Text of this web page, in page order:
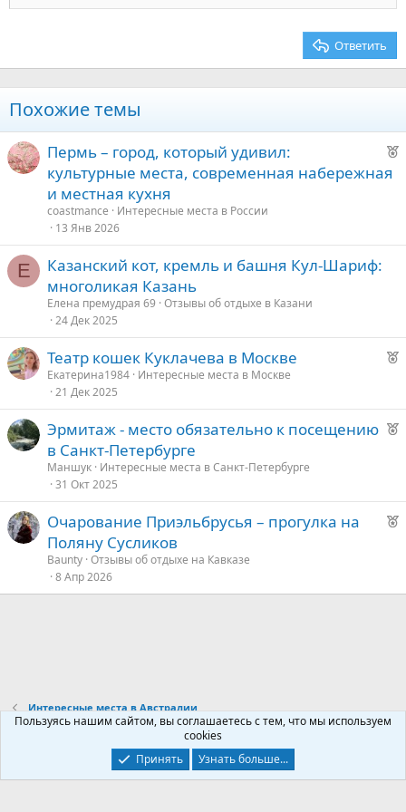
22
Times New Roman
Ответить
Похожие темы
Р
е
Пермь – город, который удивил:
культурные места, современная набережная
и местная кухня
coastmance
Интересные места в России
13 Янв 2026
Е
Казанский кот, кремль и башня Кул-Шариф:
многоликая Казань
Елена премудрая 69 Отзывы об отдыхе в Казани
24 Дек 2025
Р
о
у
Театр кошек Куклачева в Москве
Екатерина1984 Интересные места в Москве
21 Дек 2025
Р
е
е
Эрмитаж - место обязательно к посещению
в Санкт-Петербурге
Маншук Интересные места в Санкт-Петербурге
31 Окт 2025
Р
Очарование Приэльбрусья – прогулка на
Поляну Сусликов
Baunty Отзывы об отдыхе на Кавказе
8 Апр 2026
Интересные места в Австралии
Условия и правила
Политика конфиденциальности
Главная
R
Пользуясь нашим сайтом, вы соглашаетесь с тем, что мы используем
cookies
Принять
Узнать больше...